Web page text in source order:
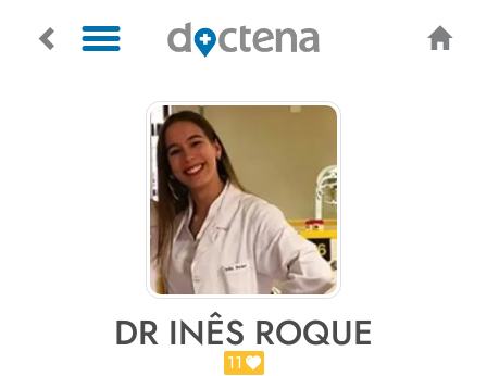
DR INÊS ROQUE
11